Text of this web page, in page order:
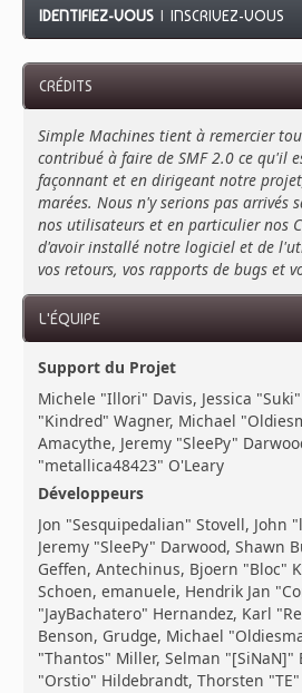
IDENTIFIEZ-VOUS |INSCRIVEZ-VOUS
CRÉDITS
Simple Machines tient à remercier
contribué à faire de SMF 2.0 ce qu'il
façonnant et en dirigeant notre
marées. Nous n'y serions pas arrivés
nos utilisateurs et en particulier nos
d'avoir installé notre logiciel et de
vos retours, vos rapports de bugs et
L'ÉQUIPE
Support du Projet
Michele "Illori" Davis, Jessica
"Kindred" Wagner, Michael
Amacythe, Jeremy "SleePy"
"metallica48423" O'Leary
Développeurs
Jon "Sesquipedalian" Stovell, John
Jeremy "SleePy" Darwood, Shawn
Geffen, Antechinus, Bjoern "Bloc"
Schoen, emanuele, Hendrik Jan
"JayBachatero" Hernandez, Karl
Benson, Grudge, Michael
"Thantos" Miller, Selman "[SiNaN]"
"Orstio" Hildebrandt, Thorsten